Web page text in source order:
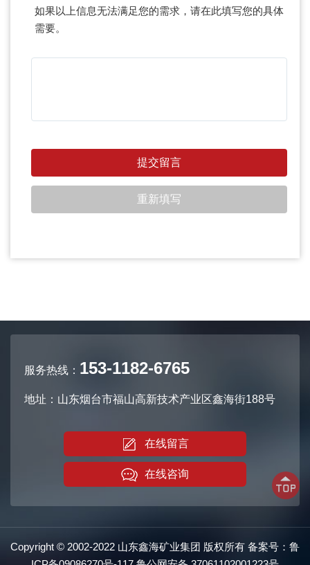
如果以上信息无法满足您的需求，请在此填写您的具体
需要。
服务热线： 153-1182-6765
地址：山东烟台市福山高新技术产业区鑫海街188号
在线留言
在线咨询
Copyright © 2002-2022 山东鑫海矿业集团 版权所有 备案号： 鲁